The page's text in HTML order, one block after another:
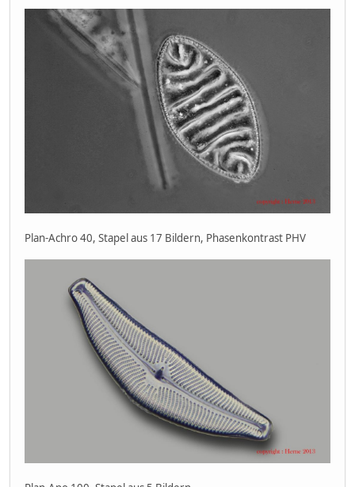
Plan-Achro 40, Stapel aus 17 Bildern, Phasenkontrast PHV